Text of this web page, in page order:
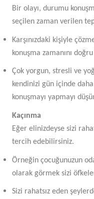
Bir olayı, durumu
seçilen zaman verilen
Karşınızdaki kişiyle
konuşma zamanını
Çok yorgun, stresli ve
kendinizi gün içinde
konuşmayı yapmayı
Kaçınma
Eğer elinizdeyse sizi
tercih edebilirsiniz.
Örneğin çocuğunuzun
olarak görmek sizi
Sizi rahatsız eden